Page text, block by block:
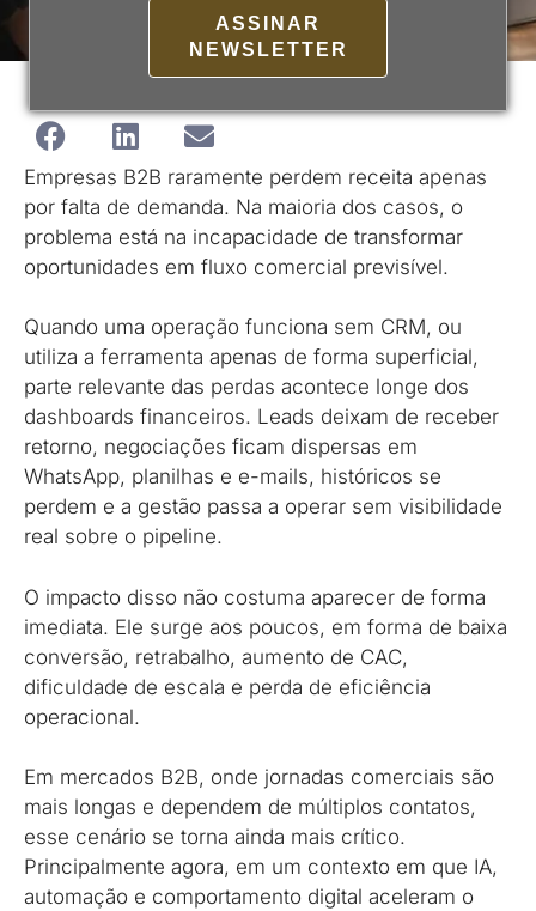
ASSINAR
NEWSLETTER
Empresas B2B raramente perdem receita apenas
por falta de demanda. Na maioria dos casos, o
problema está na incapacidade de transformar
oportunidades em fluxo comercial previsível.
Quando uma operação funciona sem CRM, ou
utiliza a ferramenta apenas de forma superficial,
parte relevante das perdas acontece longe dos
dashboards financeiros. Leads deixam de receber
retorno, negociações ficam dispersas em
WhatsApp, planilhas e e-mails, históricos se
perdem e a gestão passa a operar sem visibilidade
real sobre o pipeline.
O impacto disso não costuma aparecer de forma
imediata. Ele surge aos poucos, em forma de baixa
conversão, retrabalho, aumento de CAC,
dificuldade de escala e perda de eficiência
operacional.
Em mercados B2B, onde jornadas comerciais são
mais longas e dependem de múltiplos contatos,
esse cenário se torna ainda mais crítico.
Principalmente agora, em um contexto em que IA,
automação e comportamento digital aceleram o